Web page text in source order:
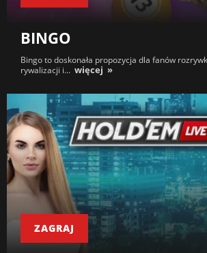
BINGO
Bingo to doskonała propozycja dla fanów
rywalizacji i... więcej
ZAGRAJ